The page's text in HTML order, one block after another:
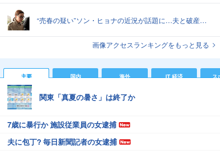
“売春の疑い”ソン・ヒョナの近況が話題に…夫と破産寸前で別居、うつ病から対人恐怖症まで
画像アクセスランキングをもっと見る
主要 国内 海外 IT 経済 ス
関東「真夏の暑さ」は終了か
7歳に暴行か 施設従業員の女逮捕
夫に包丁? 毎日新聞記者の女逮捕